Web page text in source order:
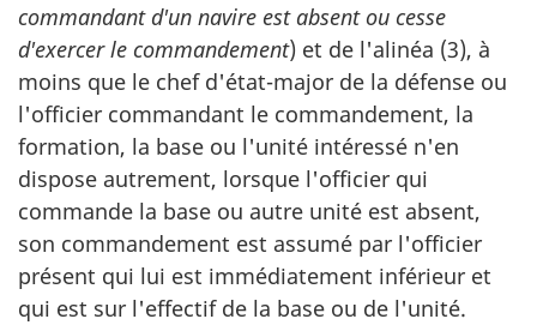
commandant d'un navire est absent ou cesse
d'exercer le commandement) et de l'alinéa (3), à
moins que le chef d'état-major de la défense ou
l'officier commandant le commandement, la
formation, la base ou l'unité intéressé n'en
dispose autrement, lorsque l'officier qui
commande la base ou autre unité est absent,
son commandement est assumé par l'officier
présent qui lui est immédiatement inférieur et
qui est sur l'effectif de la base ou de l'unité.